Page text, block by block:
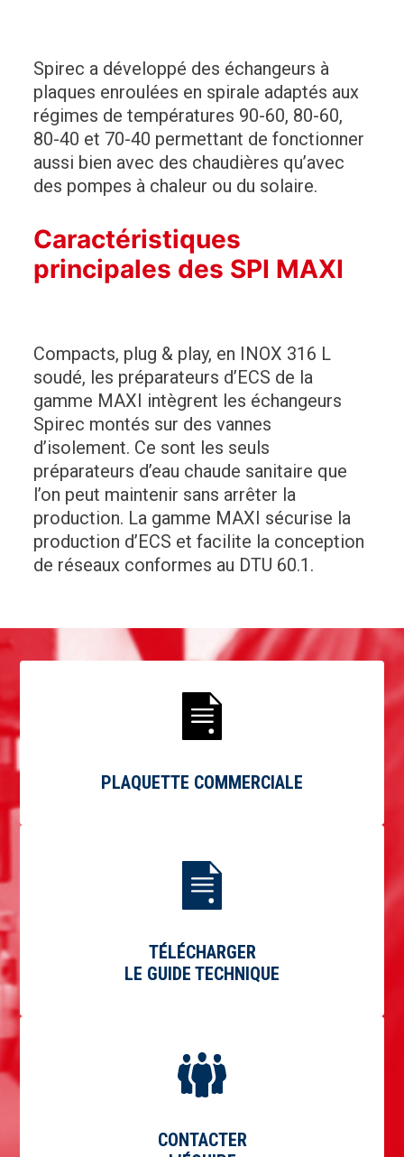
Spirec a développé des échangeurs à
plaques enroulées en spirale adaptés aux
régimes de températures 90-60, 80-60,
80-40 et 70-40 permettant de fonctionner
aussi bien avec des chaudières qu’avec
des pompes à chaleur ou du solaire.
Caractéristiques
principales des SPI MAXI
Compacts, plug & play, en INOX 316 L
soudé, les préparateurs d’ECS de la
gamme MAXI intègrent les échangeurs
Spirec montés sur des vannes
d’isolement. Ce sont les seuls
préparateurs d’eau chaude sanitaire que
l’on peut maintenir sans arrêter la
production. La gamme MAXI sécurise la
production d’ECS et facilite la conception
de réseaux conformes au DTU 60.1.
PLAQUETTE COMMERCIALE
TÉLÉCHARGER
LE GUIDE TECHNIQUE
CONTACTER